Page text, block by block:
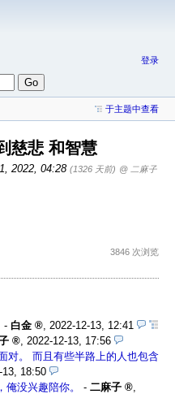
登录
于主题中查看
慈悲 和智慧
2022, 04:28 (1326 天前) @ 二麻子
3846 次浏览
- 白金
2022-12-13, 12:41
2022-12-13, 17:56
对。 而且有些半路上的人也包含
13, 18:50
没兴趣陪你。
- 二麻子